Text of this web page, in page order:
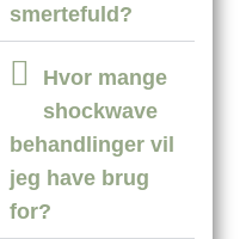
smertefuld?
Hvor mange
shockwave
behandlinger vil
jeg have brug
for?